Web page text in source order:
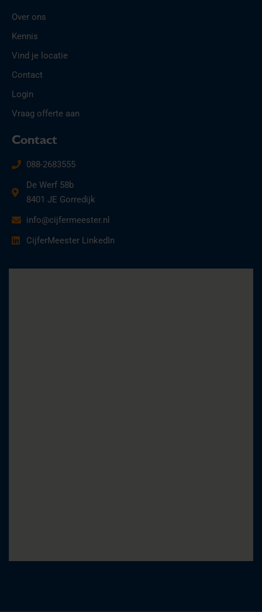
Over ons
Kennis
Vind je locatie
Contact
Login
Vraag offerte aan
Contact
088-2683555
De Werf 58b
8401 JE Gorredijk
info@cijfermeester.nl
CijferMeester LinkedIn